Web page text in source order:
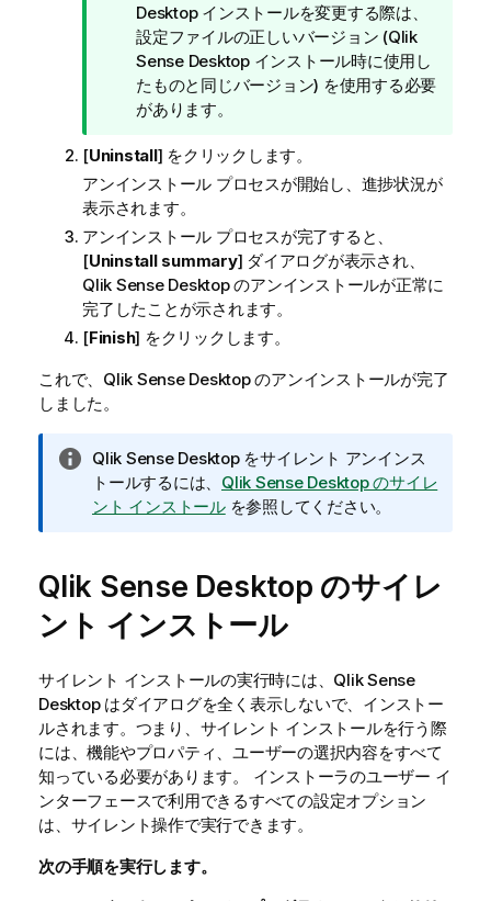
Desktopインストールを変更する際は、
設定ファイルの正しいバージョン (Qlik
Sense Desktopインストール時に使用し
たものと同じバージョン) を使用する必要
があります。
[Uninstall] をクリックします。
アンインストール プロセスが開始し、進捗状況が
表示されます。
アンインストール プロセスが完了すると、
[Uninstall summary] ダイアログが表示され、
Qlik Sense Desktopのアンインストールが正常に
完了したことが示されます。
[Finish] をクリックします。
これで、 Qlik Sense Desktopのアンインストールが完了
しました。
情
報
メ
Qlik Sense Desktopをサイレント アンインス
トールするには、 Qlik Sense Desktop のサイレ
ント インストールを参照してください。
Qlik Sense Desktop のサイレ
ント インストール
サイレント インストールの実行時には、 Qlik Sense
Desktopはダイアログを全く表示しないで、インストー
ルされます。つまり、サイレント インストールを行う際
には、機能やプロパティ、ユーザーの選択内容をすべて
知っている必要があります。 インストーラのユーザー イ
ンターフェースで利用できるすべての設定オプション
は、サイレント操作で実行できます。
次の手順を実行します。